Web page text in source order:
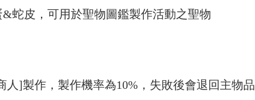
蛇皮，可用於聖物圖鑑製作活動之聖物
人]製作，製作機率為10%，失敗後會退回主物品